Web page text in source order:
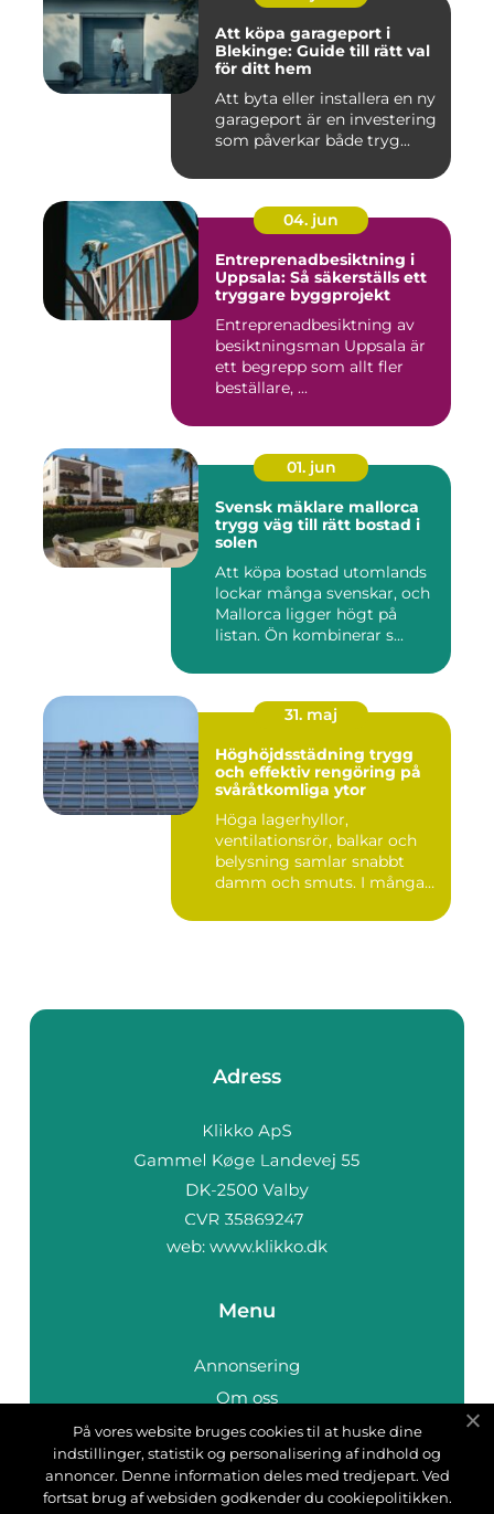
Att köpa garageport i
Blekinge: Guide till rätt val
för ditt hem
Att byta eller installera en ny
garageport är en investering
som påverkar både tryg...
04. jun
Entreprenadbesiktning i
Uppsala: Så säkerställs ett
tryggare byggprojekt
Entreprenadbesiktning av
besiktningsman Uppsala är
ett begrepp som allt fler
beställare, ...
01. jun
Svensk mäklare mallorca
trygg väg till rätt bostad i
solen
Att köpa bostad utomlands
lockar många svenskar, och
Mallorca ligger högt på
listan. Ön kombinerar s...
31. maj
Höghöjdsstädning trygg
och effektiv rengöring på
svåråtkomliga ytor
Höga lagerhyllor,
ventilationsrör, balkar och
belysning samlar snabbt
damm och smuts. I många
Adress
web: www.klikko.dk
Menu
Annonsering
Om oss
Cookies
Kontakta oss
Sitemap
På vores website bruges cookies til at huske dine
indstillinger, statistik og personalisering af indhold og
annoncer. Denne information deles med tredjepart. Ved
fortsat brug af websiden godkender du cookiepolitikken.